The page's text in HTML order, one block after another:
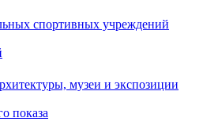
спортивных учреждений
музеи и экспозиции
показа